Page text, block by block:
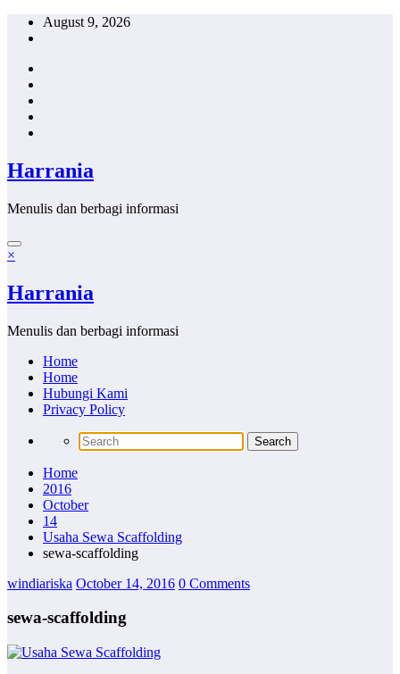
Skip
August 9, 2026
Harrania
Menulis dan berbagi informasi
×
Harrania
Menulis dan berbagi informasi
Home
Home
Hubungi Kami
Privacy Policy
Home
2016
October
14
Usaha Sewa Scaffolding
sewa-scaffolding
windiariska October 14, 2016 0 Comments
sewa-scaffolding